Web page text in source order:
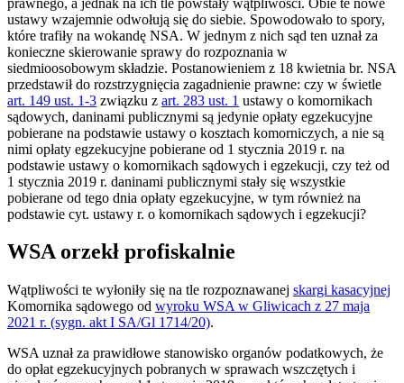
ustawy wzajemnie odwołują się do siebie. Spowodowało to spory,
które trafiły na wokandę NSA. W jednym z nich sąd ten uznał za
konieczne skierowanie sprawy do rozpoznania w
siedmioosobowym składzie. Postanowieniem z 18 kwietnia br. NSA
przedstawił do rozstrzygnięcia zagadnienie prawne: czy w świetle
art. 149 ust. 1-3 związku z art. 283 ust. 1 ustawy o komornikach
sądowych, daninami publicznymi są jedynie opłaty egzekucyjne
pobierane na podstawie ustawy o kosztach komorniczych, a nie są
nimi opłaty egzekucyjne pobierane od 1 stycznia 2019 r. na
podstawie ustawy o komornikach sądowych i egzekucji, czy też od
1 stycznia 2019 r. daninami publicznymi stały się wszystkie
pobierane od tego dnia opłaty egzekucyjne, w tym również na
podstawie cyt. ustawy r. o komornikach sądowych i egzekucji?
WSA orzekł profiskalnie
Wątpliwości te wyłoniły się na tle rozpoznawanej skargi kasacyjnej
Komornika sądowego od wyroku WSA w Gliwicach z 27 maja
2021 r. (sygn. akt I SA/Gl 1714/20).
WSA uznał za prawidłowe stanowisko organów podatkowych, że
do opłat egzekucyjnych pobranych w sprawach wszczętych i